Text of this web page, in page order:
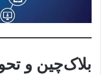
بلاک‌چین و